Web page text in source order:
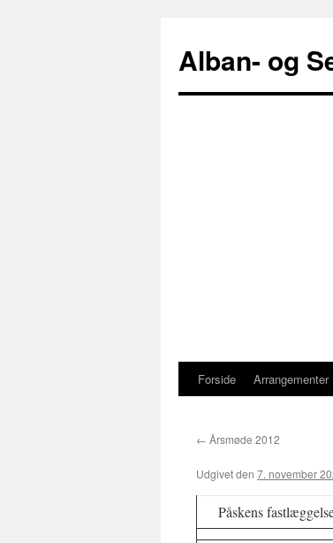
Alban- og
Hop
indhold
Forside Arrangementer
← Årsmøde 2012
Udgivet den 7. november
Påskens